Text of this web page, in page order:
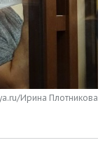
Ирина Плотникова